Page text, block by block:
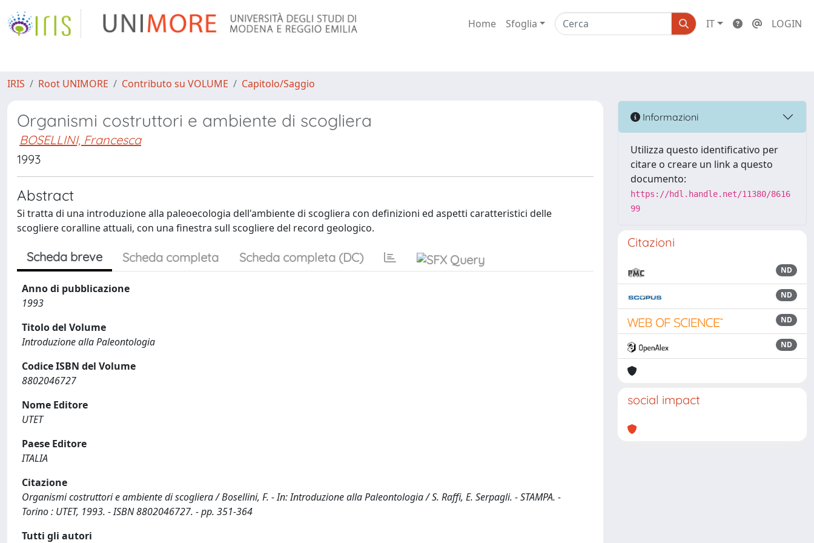
Home Sfoglia IT LOGIN
IRIS Root UNIMORE Contributo su VOLUME Capitolo/Saggio
Organismi costruttori e ambiente di scogliera
BOSELLINI, Francesca
1993
Abstract
Si tratta di una introduzione alla paleoecologia dell'ambiente di scogliera con definizioni ed aspetti caratteristici delle
scogliere coralline attuali, con una finestra sull scogliere del record geologico.
Scheda breve Scheda completa Scheda completa (DC)
Anno di pubblicazione
1993
Titolo del Volume
Introduzione alla Paleontologia
Codice ISBN del Volume
8802046727
Nome Editore
UTET
Paese Editore
ITALIA
Citazione
Organismi costruttori e ambiente di scogliera / Bosellini, F. - In: Introduzione alla Paleontologia / S. Raffi, E. Serpagli. - STAMPA. -
Torino : UTET, 1993. - ISBN 8802046727. - pp. 351-364
Tutti gli autori
Informazioni
Utilizza questo identificativo per
citare o creare un link a questo
documento:
https://hdl.handle.net/11380/8616
99
Citazioni
ND
ND
ND
ND
social impact